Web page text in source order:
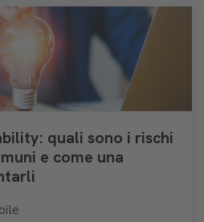
quali sono i rischi
e come una